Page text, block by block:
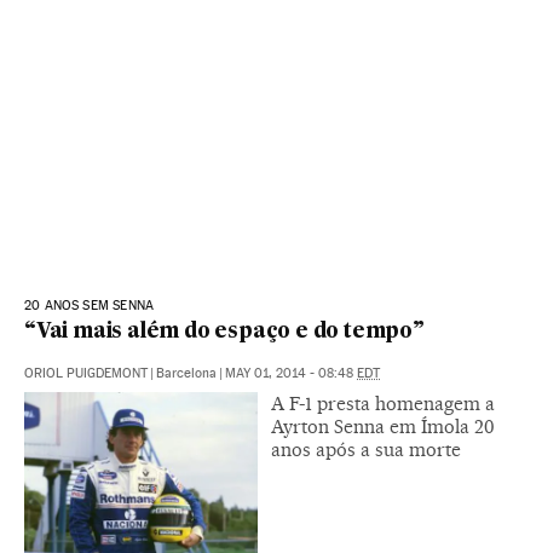
20 ANOS SEM SENNA
“Vai mais além do espaço e do tempo”
ORIOL PUIGDEMONT | Barcelona | MAY 01, 2014 - 08:48 EDT
A F-1 presta homenagem a
Ayrton Senna em Ímola 20
anos após a sua morte